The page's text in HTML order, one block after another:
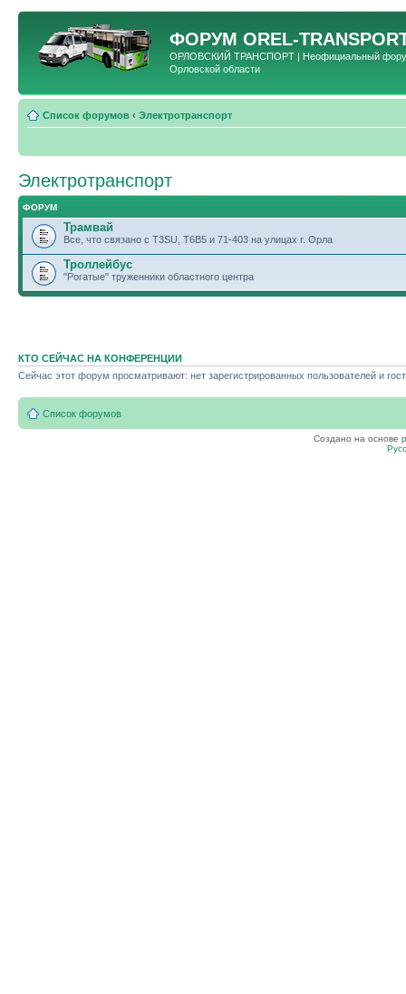
ФОРУМ OREL-
ОРЛОВСКИЙ ТРАНСПОРТ | Неофициальный форум
Орловской области
Список форумов ‹ Электротранспорт
Электротранспорт
ФОРУМ
Трамвай
Все, что связано с T3SU, T6B5 и 71-403 на улицах г. Орла
Троллейбус
"Рогатые" труженники областного центра
КТО СЕЙЧАС НА КОНФЕРЕНЦИИ
Сейчас этот форум просматривают: нет зарегистрированных пользователей и
Список форумов
Создано на основе